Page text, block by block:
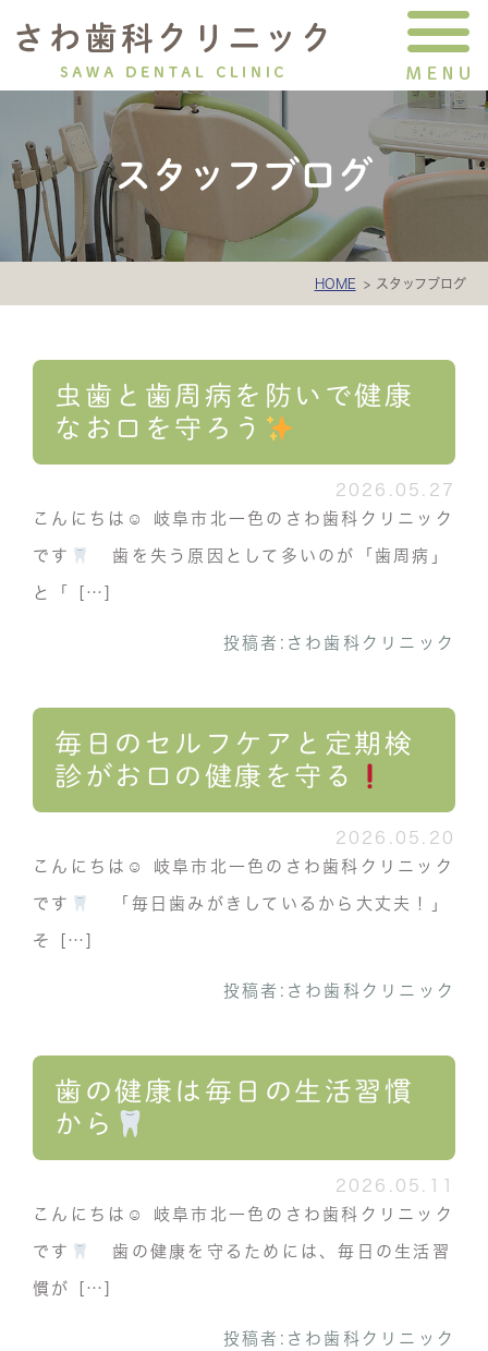
スタッフブログ
HOME スタッフブログ
虫歯と歯周病を防いで健康
なお口を守ろう
2026.05.27
こんにちは☺︎ 岐阜市北一色のさわ歯科クリニック
です 歯を失う原因として多いのが「歯周病」
と「 […]
投稿者: さわ歯科クリニック
毎日のセルフケアと定期検
診がお口の健康を守る
2026.05.20
こんにちは☺︎ 岐阜市北一色のさわ歯科クリニック
です 「毎日歯みがきしているから大丈夫！」
そ […]
投稿者: さわ歯科クリニック
歯の健康は毎日の生活習慣
から
2026.05.11
こんにちは☺︎ 岐阜市北一色のさわ歯科クリニック
です 歯の健康を守るためには、毎日の生活習
慣が […]
投稿者: さわ歯科クリニック